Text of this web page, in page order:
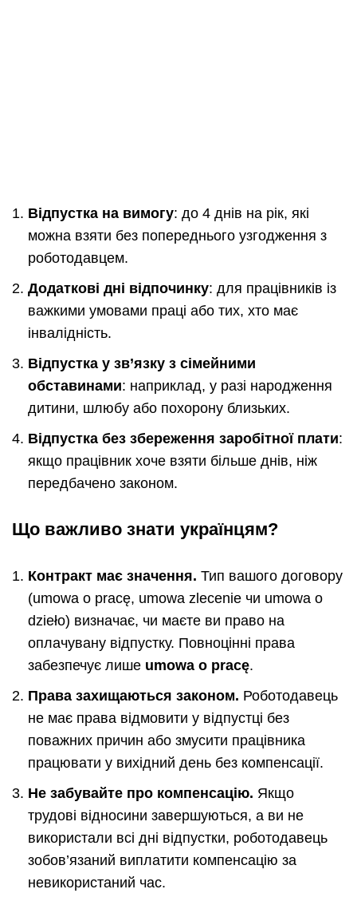
Відпустка на вимогу: до 4 днів на рік, які
можна взяти без попереднього узгодження з
роботодавцем.
Додаткові дні відпочинку: для працівників із
важкими умовами праці або тих, хто має
інвалідність.
Відпустка у зв’язку з сімейними
обставинами: наприклад, у разі народження
дитини, шлюбу або похорону близьких.
Відпустка без збереження заробітної плати:
якщо працівник хоче взяти більше днів, ніж
передбачено законом.
Що важливо знати українцям?
Контракт має значення. Тип вашого договору
(umowa o pracę, umowa zlecenie чи umowa o
dzieło) визначає, чи маєте ви право на
оплачувану відпустку. Повноцінні права
забезпечує лише umowa o pracę.
Права захищаються законом. Роботодавець
не має права відмовити у відпустці без
поважних причин або змусити працівника
працювати у вихідний день без компенсації.
Не забувайте про компенсацію. Якщо
трудові відносини завершуються, а ви не
використали всі дні відпустки, роботодавець
зобов’язаний виплатити компенсацію за
невикористаний час.